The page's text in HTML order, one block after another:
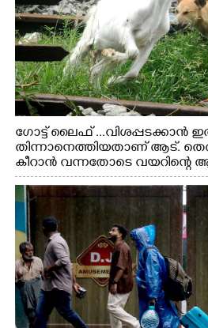
ഗോട്ട് ലൈഫ് ...വിശപ്പടക്കാൻ
തിന്നാനെത്തിയതാണ് ആട്.
കീറാൻ വന്നതോടെ വയറിന്റെ
വേണ്ടിയായി ഓട്ടം.
നിന്നുള്ള കാഴ്ച